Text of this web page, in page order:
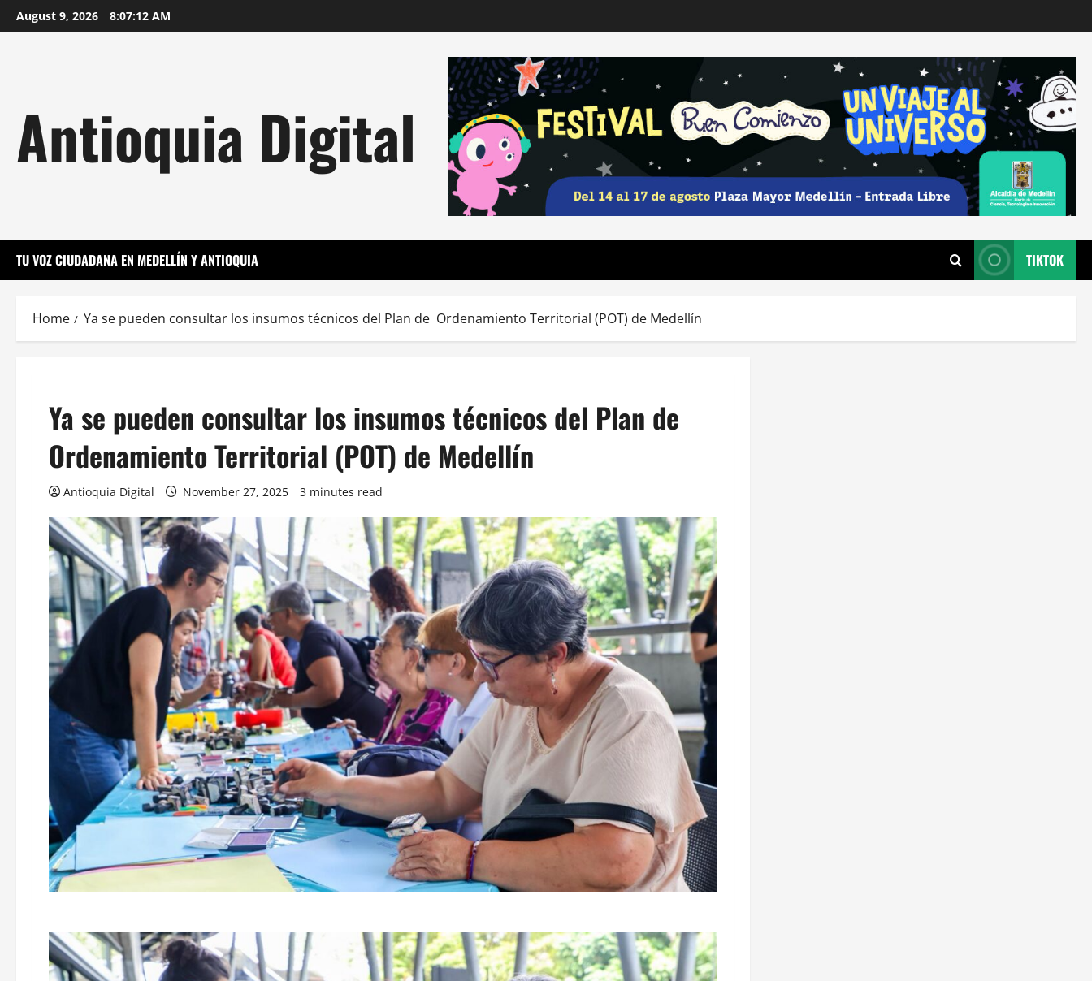
Skip
to
August 9, 2026 8:07:14 AM
Antioquia Digital
TU VOZ CIUDADANA EN MEDELLÍN Y ANTIOQUIA TIKTOK
Home Ya se pueden consultar los insumos técnicos del Plan de Ordenamiento Territorial (POT) de Medellín
Ya se pueden consultar los insumos técnicos del Plan de
Ordenamiento Territorial (POT) de Medellín
Antioquia Digital November 27, 2025 3 minutes read